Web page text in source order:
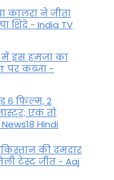
कालरा ने जीता
शिंदे - India TV
इस हमजा का
पर कब्जा -
6 फिल्म, 2
एक तो
Hindi
की दमदार
टेस्ट जीत - Aaj